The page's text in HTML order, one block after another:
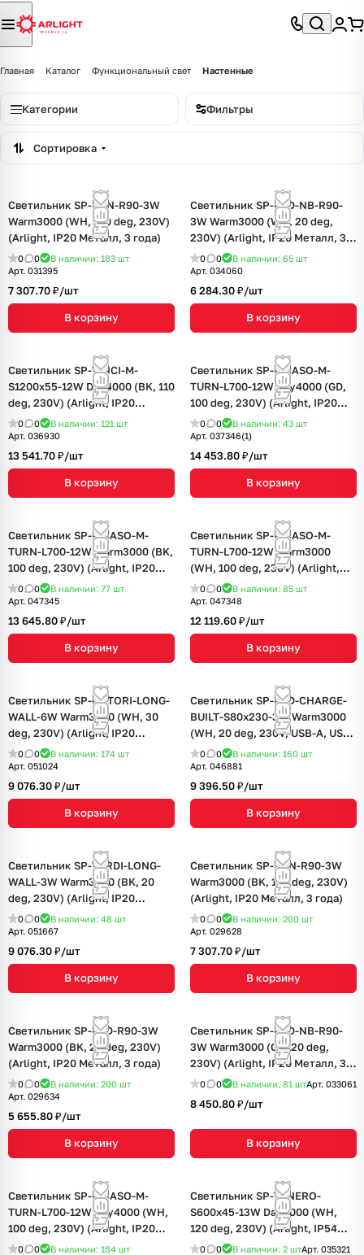
Главная Каталог Функциональный свет Настенные
Категории Фильтры
Сортировка
Светильник SP-SON-R90-3W
Warm3000 (WH, 100 deg, 230V)
(Arlight, IP20 Металл, 3 года)
0 0 В наличии: 183 шт
Арт. 031395
7 307.70 ₽/шт
В корзину
Светильник SP-BED-NB-R90-
3W Warm3000 (WH, 20 deg,
230V) (Arlight, IP20 Металл, 3
года)
0 0 В наличии: 65 шт
Арт. 034060
6 284.30 ₽/шт
В корзину
Светильник SP-VINCI-M-
S1200x55-12W Day4000 (BK, 110
deg, 230V) (Arlight, IP20
Металл, 3 года)
0 0 В наличии: 121 шт
Арт. 036930
13 541.70 ₽/шт
В корзину
Светильник SP-PICASO-M-
TURN-L700-12W Day4000 (GD,
100 deg, 230V) (Arlight, IP20
Металл, 3 года)
0 0 В наличии: 43 шт
Арт. 037346(1)
14 453.80 ₽/шт
В корзину
Светильник SP-PICASO-M-
TURN-L700-12W Warm3000 (BK,
100 deg, 230V) (Arlight, IP20
Металл, 3 года)
0 0 В наличии: 77 шт
Арт. 047345
13 645.80 ₽/шт
В корзину
Светильник SP-PICASO-M-
TURN-L700-12W Warm3000
(WH, 100 deg, 230V) (Arlight,
IP20 Металл, 3 года)
0 0 В наличии: 85 шт
Арт. 047348
12 119.60 ₽/шт
В корзину
Светильник SP-OTTORI-LONG-
WALL-6W Warm3000 (WH, 30
deg, 230V) (Arlight, IP20
Металл, 3 года)
0 0 В наличии: 174 шт
Арт. 051024
9 076.30 ₽/шт
В корзину
Светильник SP-BED-CHARGE-
BUILT-S80x230-3W Warm3000
(WH, 20 deg, 230V, USB-A, USB-
C) (Arlight, IP20 Металл, 3 года)
0 0 В наличии: 160 шт
Арт. 046881
9 396.50 ₽/шт
В корзину
Светильник SP-VERDI-LONG-
WALL-3W Warm3000 (BK, 20
deg, 230V) (Arlight, IP20
Металл, 3 года)
0 0 В наличии: 48 шт
Арт. 051667
9 076.30 ₽/шт
В корзину
Светильник SP-SON-R90-3W
Warm3000 (BK, 100 deg, 230V)
(Arlight, IP20 Металл, 3 года)
0 0 В наличии: 200 шт
Арт. 029628
7 307.70 ₽/шт
В корзину
Светильник SP-BED-R90-3W
Warm3000 (BK, 20 deg, 230V)
(Arlight, IP20 Металл, 3 года)
0 0 В наличии: 200 шт
Арт. 029634
5 655.80 ₽/шт
В корзину
Светильник SP-BED-NB-R90-
3W Warm3000 (GD, 20 deg,
230V) (Arlight, IP20 Металл, 3
года)
0 0 В наличии: 81 штАрт. 033061
8 450.80 ₽/шт
В корзину
Светильник SP-PICASO-M-
TURN-L700-12W Day4000 (WH,
100 deg, 230V) (Arlight, IP20
Металл, 3 года)
0 0 В наличии: 184 шт
Светильник SP-TENERO-
S600x45-13W Day4000 (WH,
120 deg, 230V) (Arlight, IP54
Металл, 3 года)
0 0 В наличии: 2 штАрт. 035321